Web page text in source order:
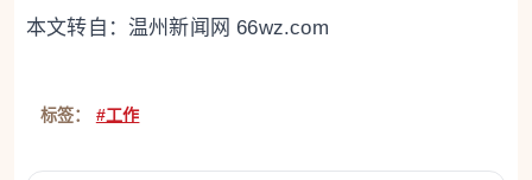
本文转自： 温州新闻网 66wz.com
标签： #工作